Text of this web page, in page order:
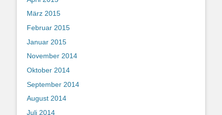
März 2015
Februar 2015
Januar 2015
November 2014
Oktober 2014
September 2014
August 2014
Juli 2014